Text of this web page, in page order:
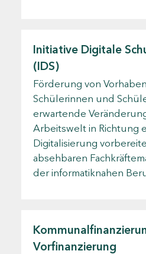
Initiative Digitale
(IDS)
Förderung von
Schülerinnen und
erwartende
Arbeitswelt in Richtung
Digitalisierung
absehbaren
der informatiknahen
Vorfinanzierung